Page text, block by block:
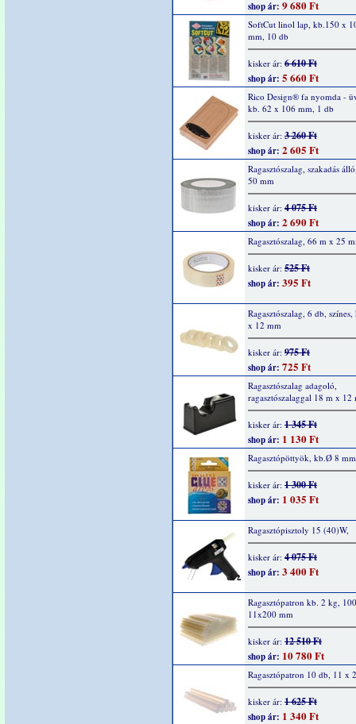
shop ár: 9 680 Ft
SoftCut linol lap, kb.150 x
mm, 10 db
kisker ár: 6 610 Ft
shop ár: 5 660 Ft
Rico Design® fa nyomda -
kb. 62 x 106 mm, 1 db
kisker ár: 3 260 Ft
shop ár: 2 605 Ft
Ragasztószalag, szakadás
50 mm
kisker ár: 4 075 Ft
shop ár: 2 690 Ft
Ragasztószalag, 66 m x 25
kisker ár: 525 Ft
shop ár: 395 Ft
Ragasztószalag, 6 db,
x 12 mm
kisker ár: 975 Ft
shop ár: 725 Ft
Ragasztószalag adagoló,
ragasztószalaggal 18 m x 12
kisker ár: 1 345 Ft
shop ár: 1 130 Ft
Ragasztópöttyök, kb.Ø 8
kisker ár: 1 300 Ft
shop ár: 1 035 Ft
Ragasztópisztoly 15 (40)W,
kisker ár: 4 075 Ft
shop ár: 3 400 Ft
Ragasztópatron kb. 2 kg,
11x200 mm
kisker ár: 12 510 Ft
shop ár: 10 780 Ft
Ragasztópatron 10 db, 11 x
kisker ár: 1 625 Ft
shop ár: 1 340 Ft